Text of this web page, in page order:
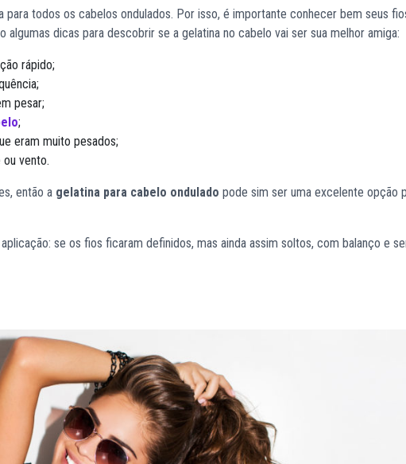
para todos os cabelos ondulados. Por isso, é importante conhecer bem seus
dicas para descobrir se a gelatina no cabelo vai ser sua melhor amiga:
rápido;
pesar;
;
eram muito pesados;
vento.
então a gelatina para cabelo ondulado pode sim ser uma excelente opção
se os fios ficaram definidos, mas ainda assim soltos, com balanço e